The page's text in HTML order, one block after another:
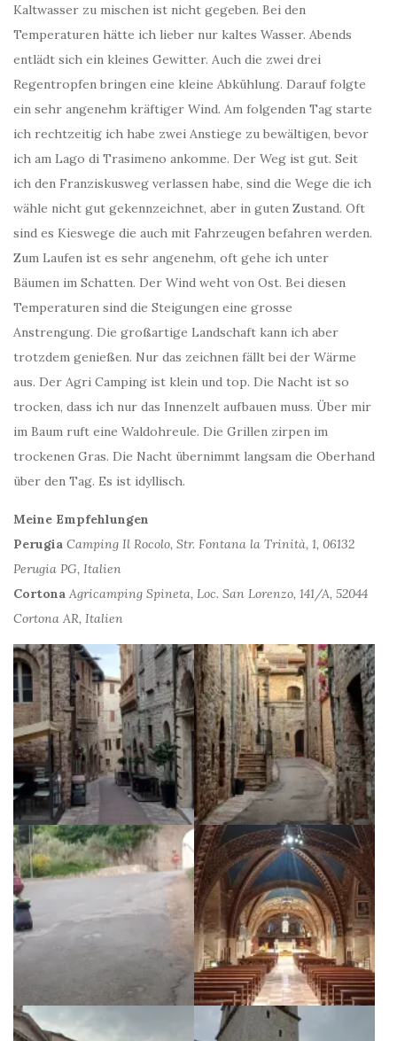
Kaltwasser zu mischen ist nicht gegeben. Bei den
Temperaturen hätte ich lieber nur kaltes Wasser. Abends
entlädt sich ein kleines Gewitter. Auch die zwei drei
Regentropfen bringen eine kleine Abkühlung. Darauf folgte
ein sehr angenehm kräftiger Wind. Am folgenden Tag starte
ich rechtzeitig ich habe zwei Anstiege zu bewältigen, bevor
ich am Lago di Trasimeno ankomme. Der Weg ist gut. Seit
ich den Franziskusweg verlassen habe, sind die Wege die ich
wähle nicht gut gekennzeichnet, aber in guten Zustand. Oft
sind es Kieswege die auch mit Fahrzeugen befahren werden.
Zum Laufen ist es sehr angenehm, oft gehe ich unter
Bäumen im Schatten. Der Wind weht von Ost. Bei diesen
Temperaturen sind die Steigungen eine grosse
Anstrengung. Die großartige Landschaft kann ich aber
trotzdem genießen. Nur das zeichnen fällt bei der Wärme
aus. Der Agri Camping ist klein und top. Die Nacht ist so
trocken, dass ich nur das Innenzelt aufbauen muss. Über mir
im Baum ruft eine Waldohreule. Die Grillen zirpen im
trockenen Gras. Die Nacht übernimmt langsam die Oberhand
über den Tag. Es ist idyllisch.
Meine Empfehlungen
Perugia Camping Il Rocolo, Str. Fontana la Trinità, 1, 06132
Perugia PG, Italien
Cortona Agricamping Spineta, Loc. San Lorenzo, 141/A, 52044
Cortona AR, Italien